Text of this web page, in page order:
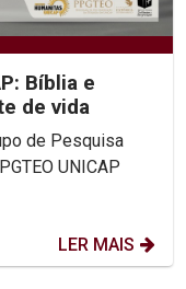
Bíblia e
de vida
de Pesquisa
UNICAP
LER MAIS